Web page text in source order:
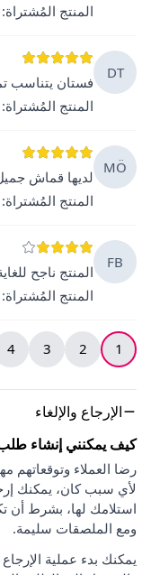
المنتج المُشتراة:
DT
فستان يتناسب
المنتج المُشتراة:
MÖ
لديها قماش جميل
المنتج المُشتراة:
FB
المنتج ناجح
المنتج المُشتراة:
1
2
3
4
الإرجاع والإلغاء
كيف يمكنني إنشاء
رضا العملاء وتوقعاتهم
استلامك لها، بشرط أن
ومع الملصقات سليمة.
يمكنك بدء عملية